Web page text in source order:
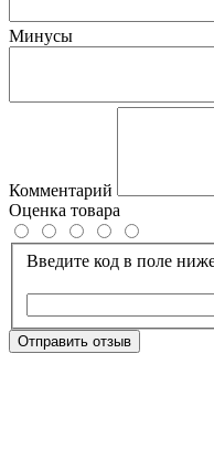
Минусы
Комментарий
Оценка товара
Введите код в поле
Отправить отзыв